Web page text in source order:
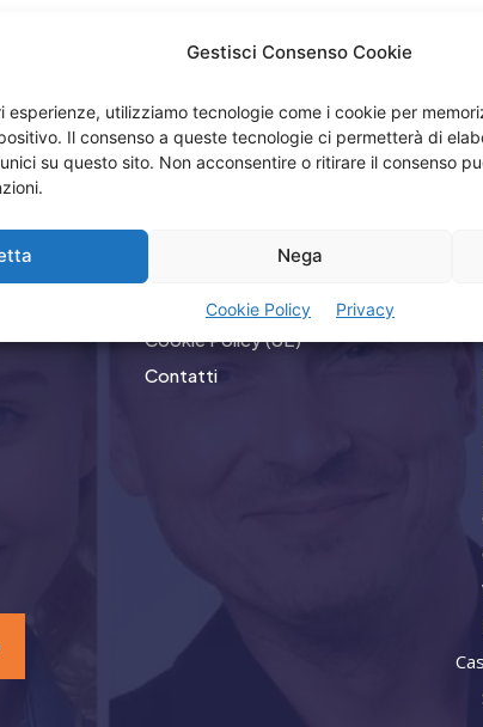
Gestisci Consenso Cookie
esperienze, utilizziamo tecnologie come i cookie per
Il consenso a queste tecnologie ci permetterà di
su questo sito. Non acconsentire o ritirare il consenso
Nega
Cookie Policy Privacy
Menù
Privacy
Iscrizione Newsletter
Cookie Policy (UE)
Contatti